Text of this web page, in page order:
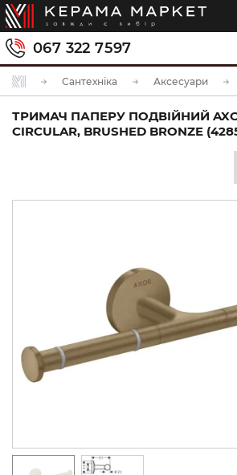
067 322 7597
Сантехніка Аксесуари
ТРИМАЧ ПАПЕРУ ПОДВІЙНИЙ
CIRCULAR, BRUSHED BRONZE